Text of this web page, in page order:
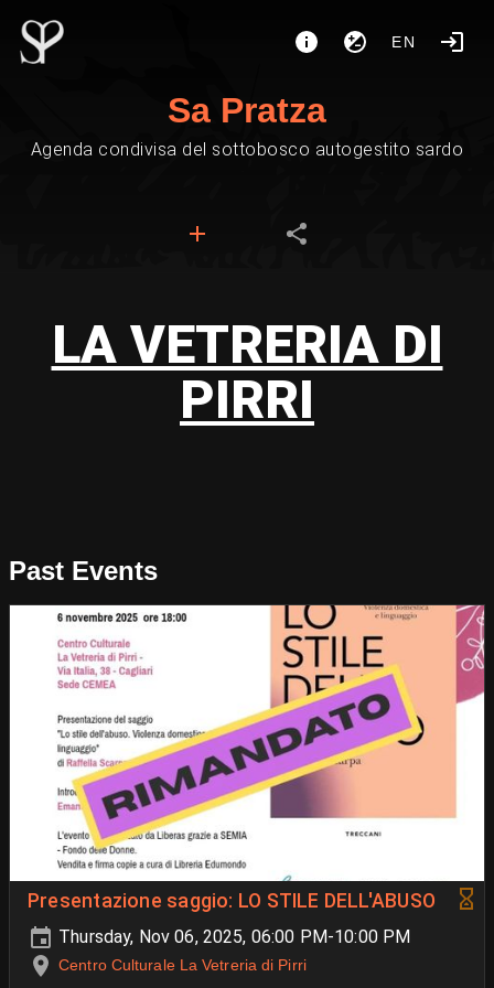
EN
Sa Pratza
Agenda condivisa del sottobosco autogestito sardo
LA VETRERIA DI
PIRRI
Past Events
Presentazione saggio: LO STILE DELL'ABUSO
Thursday, Nov 06, 2025, 06:00 PM-10:00 PM
Centro Culturale La Vetreria di Pirri